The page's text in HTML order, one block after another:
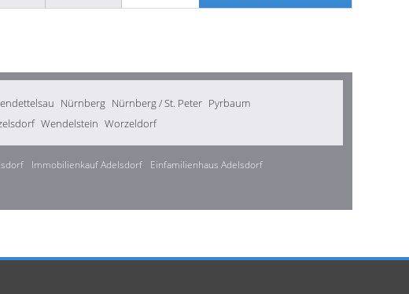
Nürnberg Nürnberg / St. Peter Pyrbaum
Wendelstein Worzeldorf
Immobilienkauf Adelsdorf
Einfamilienhaus Adelsdorf